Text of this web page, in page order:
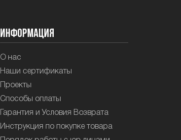
Информация
О нас
Наши сертификаты
Проекты
Способы оплаты
Гарантия и Условия Возврата
Инструкция по покупке товара